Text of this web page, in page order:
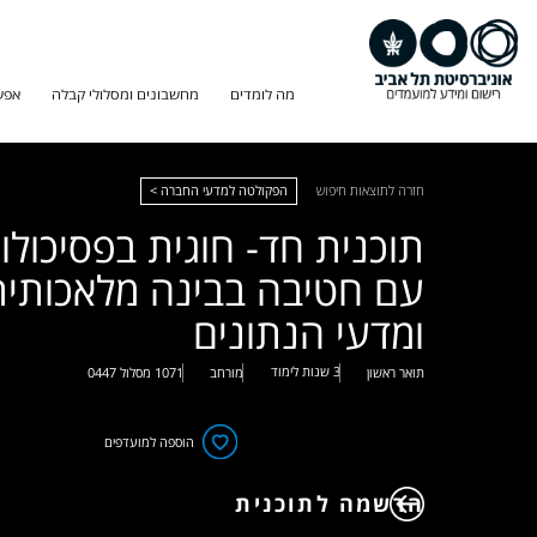
מה לומדים מחשבונים ומסלולי קבלה
חזרה לתוצאות חיפוש הפקולטה למדעי החברה >
תוכנית חד- חוגית
עם חטיבה בבינה
ומדעי הנתונים
תואר ראשון 3 שנות לימוד מורחב 1071 מסלול 0447
הוספה למועדפים
הרשמה לתוכנית